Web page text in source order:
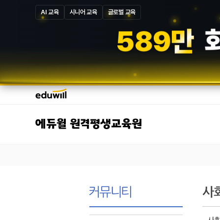
AI 교육 시니어 교육 글로벌 교육
587만
에듀윌 원격평생교육원